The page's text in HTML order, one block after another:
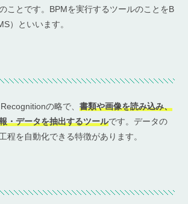
ことです。BPMを実行するツールのことをB
）といいます。
の略で、書類や画像を読み込み、
・データを抽出するツールです。データの
程を自動化できる特徴があります。